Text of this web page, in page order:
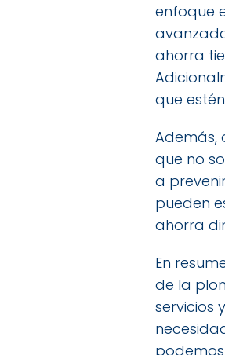
enfoque
ahorra
que
Además,
que no
a
pueden
ahorra
En
de la
servicios